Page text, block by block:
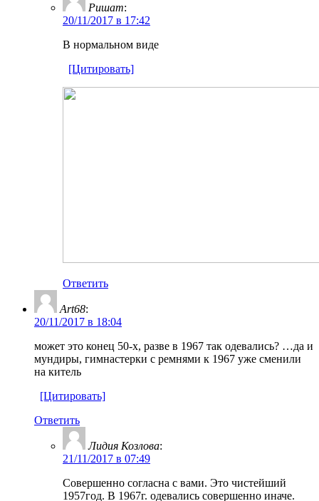
Ришат:
20/11/2017 в 17:42
В нормальном виде
[Цитировать]
Ответить
Art68:
20/11/2017 в 18:04
может это конец 50-х, разве в 1967 так одевались? …да и
мундиры, гимнастерки с ремнями к 1967 уже сменили
на китель
[Цитировать]
Ответить
Лидия Козлова:
21/11/2017 в 07:49
Совершенно согласна с вами. Это чистейший
1957год. В 1967г. одевались совершенно иначе.